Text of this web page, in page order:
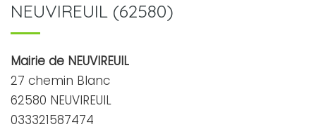
NEUVIREUIL (62580)
Mairie de NEUVIREUIL
27 chemin Blanc
62580 NEUVIREUIL
033321587474